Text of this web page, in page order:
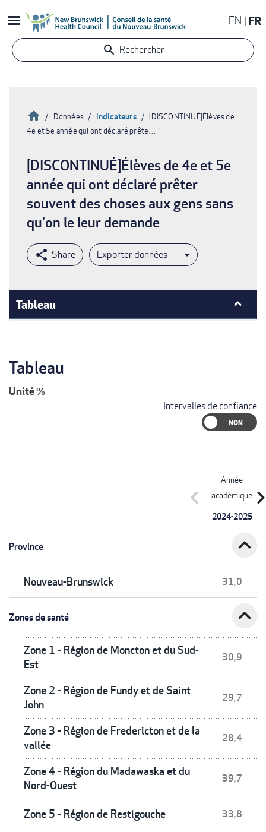
au
contenu
principal
EN FR
Rechercher
d'Ariane
Accueil
Données Indicateurs
[DISCONTINUÉ]Élèves de
4e et 5e année qui ont déclaré prête…
[DISCONTINUÉ]Élèves de 4e et 5e
année qui ont déclaré prêter
souvent des choses aux gens sans
qu'on le leur demande
Exporter données
Tableau
Tableau
Unité%
Intervalles de confiance
Année
académique
2024-2025
chevron_left
Province expand_less
Nouveau-Brunswick 31,0
Zones de santé expand_less
Zone 1 - Région de Moncton et du Sud-
Est
30,9
Zone 2 - Région de Fundy et de Saint
John
29,7
Zone 3 - Région de Fredericton et de la
vallée
28,4
Zone 4 - Région du Madawaska et du
Nord-Ouest
39,7
Zone 5 - Région de Restigouche 33,8